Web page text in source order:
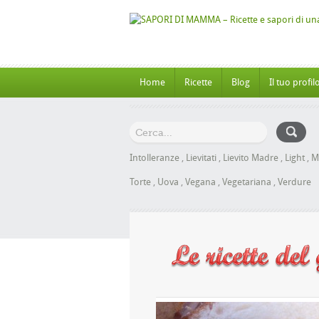
Home Ricette Blog Il tuo profilo
Intolleranze , Lievitati , Lievito Madre , Light ,
Torte , Uova , Vegana , Vegetariana , Verdure